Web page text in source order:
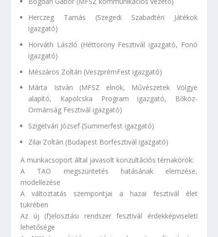
Herczeg Tamás (Szegedi Szabadtéri Játékok
igazgató)
Horváth László (Héttorony Fesztivál igazgató, Fonó
igazgató)
Mészáros Zoltán (VeszprémFest igazgató)
Márta István (MFSZ elnök, Művészetek Völgye
alapító, Kapolcska Program igazgató, Bőköz-
Ormánság Fesztivál igazgató)
Szigetvári József (Summerfest igazgató)
Zilai Zoltán (Budapest Borfesztivál igazgató)
A munkacsoport által javasolt konzultációs témakörök:
A TAO megszüntetés hatásának elemzése,
modellezése
A változtatás szempontjai a hazai fesztivál élet
tükrében
Az új (f)elosztási rendszer fesztivál érdekképviseleti
lehetősége